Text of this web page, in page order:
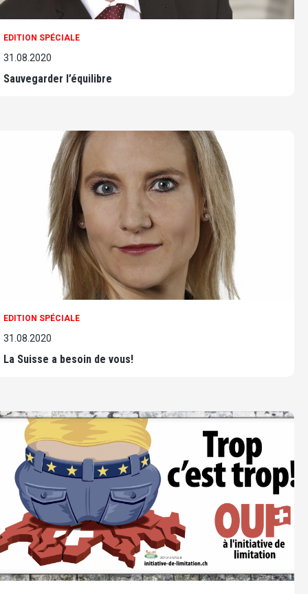
EDITION SPÉCIALE
31.08.2020
Sauvegarder l’équilibre
EDITION SPÉCIALE
31.08.2020
La Suisse a besoin de vous!